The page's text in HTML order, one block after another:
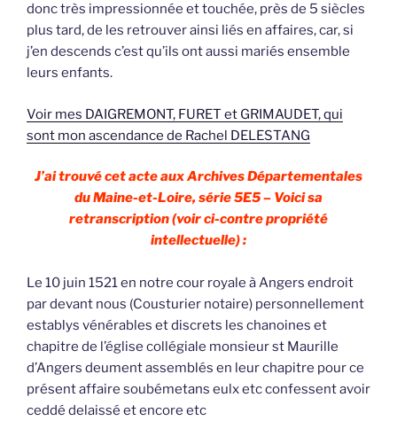
donc très impressionnée et touchée, près de 5 siècles
plus tard, de les retrouver ainsi liés en affaires, car, si
j’en descends c’est qu’ils ont aussi mariés ensemble
leurs enfants.
Voir mes DAIGREMONT, FURET et GRIMAUDET, qui
sont mon ascendance de Rachel DELESTANG
J’ai trouvé cet acte aux Archives Départementales
du Maine-et-Loire, série 5E5 – Voici sa
retranscription (voir ci-contre propriété
intellectuelle) :
Le 10 juin 1521 en notre cour royale à Angers endroit
par devant nous (Cousturier notaire) personnellement
establys vénérables et discrets les chanoines et
chapitre de l’église collégiale monsieur st Maurille
d’Angers deument assemblés en leur chapitre pour ce
présent affaire soubémetans eulx etc confessent avoir
ceddé delaissé et encore etc